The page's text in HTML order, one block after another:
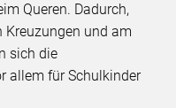
Queren. Dadurch,
und am
sich die
allem für Schulkinder